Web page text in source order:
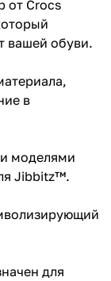
от Crocs
вашей обуви.
в
моделями
Jibbitz™.
для